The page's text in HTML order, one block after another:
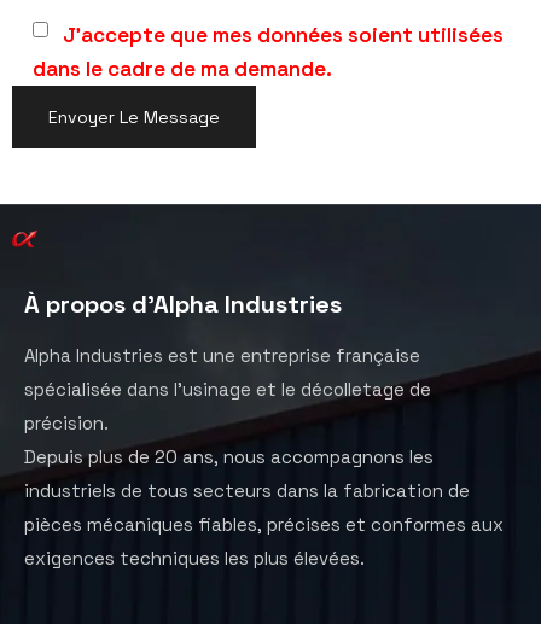
J'accepte que mes données soient utilisées
dans le cadre de ma demande.
À propos d'Alpha Industries
Alpha Industries est une entreprise française
spécialisée dans l’usinage et le décolletage de
précision.
Depuis plus de 20 ans, nous accompagnons les
industriels de tous secteurs dans la fabrication de
pièces mécaniques fiables, précises et conformes aux
exigences techniques les plus élevées.